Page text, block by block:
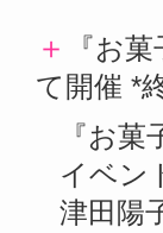
＋
『お
て開催 *
『お
イベン
津田陽